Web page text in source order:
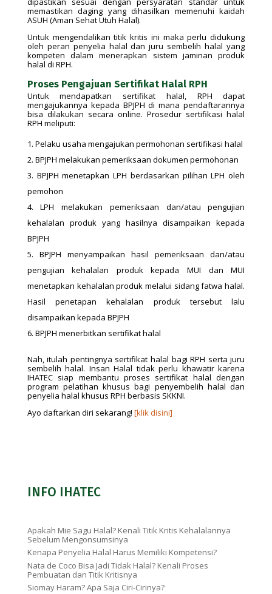
memastikan daging yang dihasilkan memenuhi kaidah
ASUH (Aman Sehat Utuh Halal).
Untuk mengendalikan titik kritis ini maka perlu didukung
oleh peran penyelia halal dan juru sembelih halal yang
kompeten dalam menerapkan sistem jaminan produk
halal di RPH.
Proses Pengajuan Sertifikat Halal RPH
Untuk mendapatkan sertifikat halal, RPH dapat
mengajukannya kepada BPJPH di mana pendaftarannya
bisa dilakukan secara online. Prosedur sertifikasi halal
RPH meliputi:
Pelaku usaha mengajukan permohonan sertifikasi halal
BPJPH melakukan pemeriksaan dokumen permohonan
BPJPH menetapkan LPH berdasarkan pilihan LPH oleh
pemohon
LPH melakukan pemeriksaan dan/atau pengujian
kehalalan produk yang hasilnya disampaikan kepada
BPJPH
BPJPH menyampaikan hasil pemeriksaan dan/atau
pengujian kehalalan produk kepada MUI dan MUI
menetapkan kehalalan produk melalui sidang fatwa halal.
Hasil penetapan kehalalan produk tersebut lalu
disampaikan kepada BPJPH
BPJPH menerbitkan sertifikat halal
Nah, itulah pentingnya sertifikat halal bagi RPH serta juru
sembelih halal. Insan Halal tidak perlu khawatir karena
IHATEC siap membantu proses sertifikat halal dengan
program pelatihan khusus bagi penyembelih halal dan
penyelia halal khusus RPH berbasis SKKNI.
Ayo daftarkan diri sekarang! [klik disini]
INFO IHATEC
Apakah Mie Sagu Halal? Kenali Titik Kritis Kehalalannya
Sebelum Mengonsumsinya
Kenapa Penyelia Halal Harus Memiliki Kompetensi?
Nata de Coco Bisa Jadi Tidak Halal? Kenali Proses
Pembuatan dan Titik Kritisnya
Siomay Haram? Apa Saja Ciri-Cirinya?